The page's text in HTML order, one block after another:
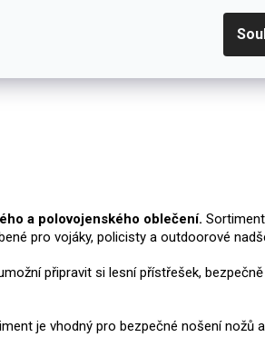
a polovojenského oblečení.
pro vojáky, policisty a outdoorové
připravit si lesní přístřešek,
je vhodný pro bezpečné nošení nožů